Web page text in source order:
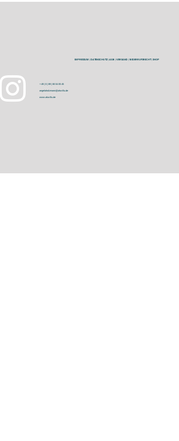
IMPRESSUM | DATENSCHUTZ| AGB | VERSAND | WIDERRUFSRECHT| SHOP
+ 49 ( 0 ) 89 | 80 04 05 45
angelaholzmann@aha-illu.de
www.aha-illu.de